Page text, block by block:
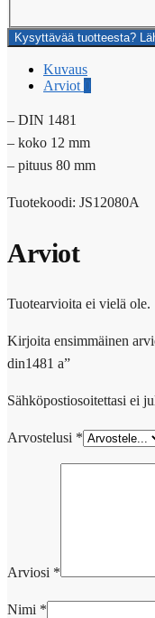
Kysyttävää tuotteesta?
Kuvaus
Arviot 0
– DIN 1481
– koko 12 mm
– pituus 80 mm
Tuotekoodi: JS12080A
Arviot
Tuotearvioita ei vielä ole.
Kirjoita ensimmäinen
din1481 a”
Sähköpostiosoitettasi ei
Arvostelusi *
Arviosi *
Nimi *